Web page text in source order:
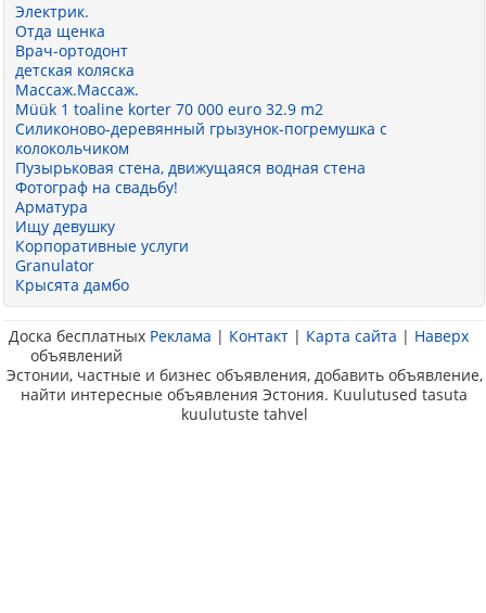
Электрик.
Отда щенка
Врач-ортодонт
детская коляска
Массаж.Массаж.
Müük 1 toaline korter 70 000 euro 32.9 m2
Силиконово-деревянный грызунок-погремушка с
колокольчиком
Пузырьковая стена, движущаяся водная стена
Фотограф на свадьбу!
Арматура
Ищу девушку
Корпоративные услуги
Granulator
Крысята дамбо
Реклама | Контакт | Карта сайта | Наверх
Доска бесплатных
объявлений
Эстонии, частные и бизнес объявления, добавить объявление,
найти интересные объявления Эстония. Kuulutused tasuta
kuulutuste tahvel